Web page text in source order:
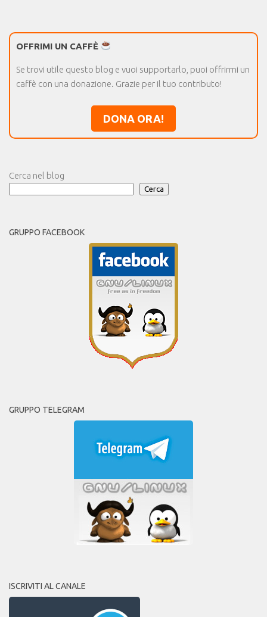
OFFRIMI UN CAFFÈ
Se trovi utile questo blog e vuoi supportarlo, puoi offrirmi un
caffè con una donazione. Grazie per il tuo contributo!
DONA ORA!
Cerca nel blog
Cerca
GRUPPO FACEBOOK
GRUPPO TELEGRAM
ISCRIVITI AL CANALE